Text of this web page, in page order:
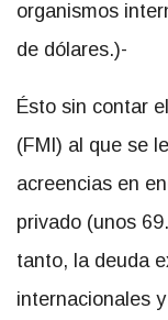
organismos
de dólares.)-
Ésto sin contar
(FMI) al que se
acreencias en
privado (unos
tanto, la deuda
internacionales